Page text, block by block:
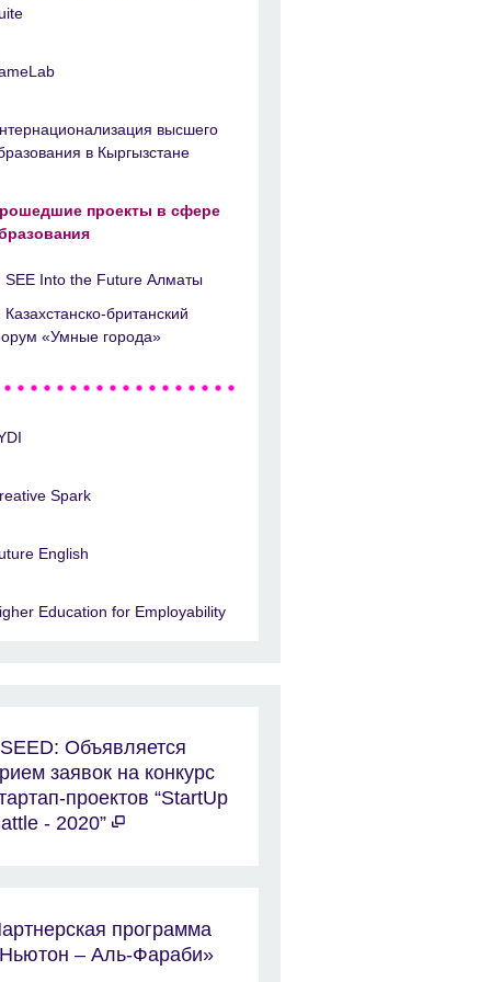
высшего
в Кыргызстане
проекты в сфере
SEE Into the Future Алматы
Казахстанско-британский
«Умные города»
Spark
English
Education for Employability
Объявляется
заявок на конкурс
проектов “StartUp
- 2020”
программа
– Аль-Фараби»